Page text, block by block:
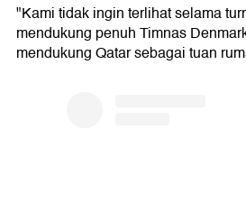
"Kami tidak ingin terlihat selama
mendukung penuh Timnas
mendukung Qatar sebagai tuan